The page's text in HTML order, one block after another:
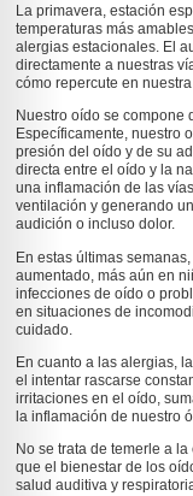
La primavera, estación
temperaturas más
alergias estacionales. El
directamente a nuestras
cómo repercute en
Nuestro oído se compone
Específicamente, nuestro
presión del oído y de su
directa entre el oído y la
una inflamación de las
ventilación y generando
audición o incluso dolor.
En estas últimas
aumentado, más aún en
infecciones de oído o
en situaciones de
cuidado.
En cuanto a las alergias,
el intentar rascarse
irritaciones en el oído,
la inflamación de nuestro
No se trata de temerle a
que el bienestar de los
salud auditiva y